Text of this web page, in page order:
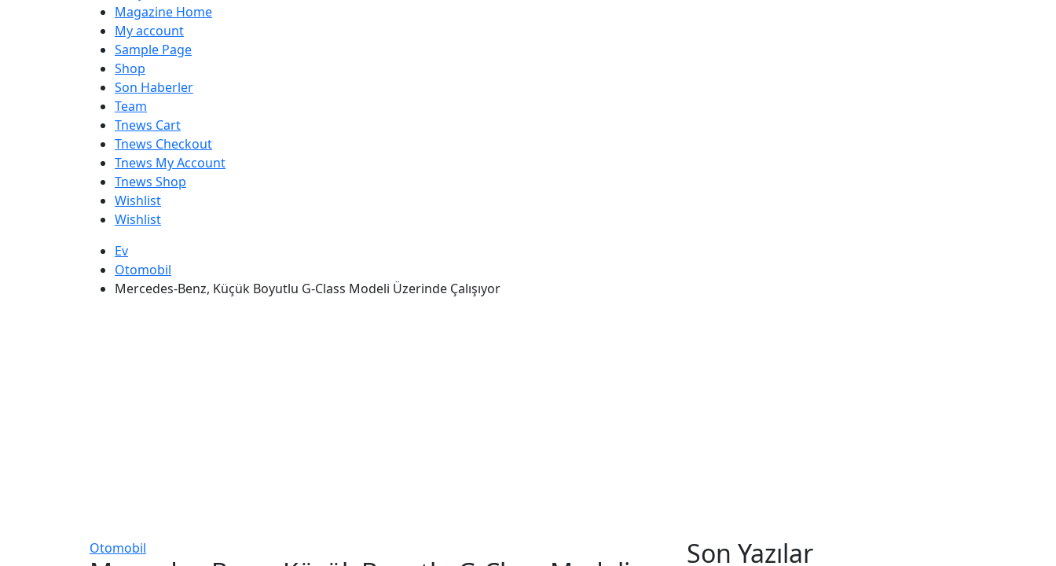
Magazine Home
My account
Sample Page
Shop
Son Haberler
Team
Tnews Cart
Tnews Checkout
Tnews My Account
Tnews Shop
Wishlist
Wishlist
Ev
Otomobil
Mercedes-Benz, Küçük Boyutlu G-Class Modeli Üzerinde Çalışıyor
Otomobil Son Yazılar